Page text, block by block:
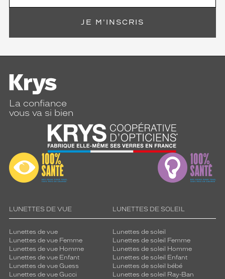
JE M'INSCRIS
La confiance
vous va si bien
LUNETTES DE VUE
Lunettes de vue
Lunettes de vue Femme
Lunettes de vue Homme
Lunettes de vue Enfant
Lunettes de vue Guess
Lunettes de vue Gucci
LUNETTES DE SOLEIL
Lunettes de soleil
Lunettes de soleil Femme
Lunettes de soleil Homme
Lunettes de soleil Enfant
Lunettes de soleil bébé
Lunettes de soleil Ray-Ban